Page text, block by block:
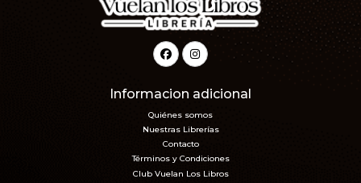
Informacion adicional
Quiénes somos
Nuestras Librerías
Contacto
Términos y Condiciones
Club Vuelan Los Libros